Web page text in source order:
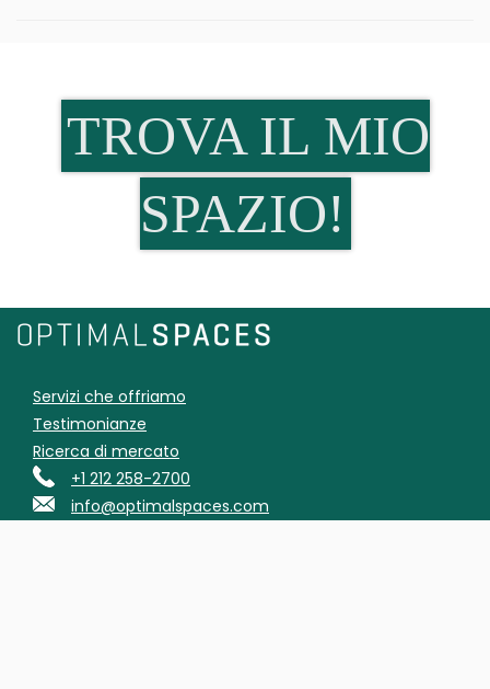
TROVA IL MIO
SPAZIO!
Servizi che offriamo
Testimonianze
Ricerca di mercato
+1 212 258-2700
info@optimalspaces.com